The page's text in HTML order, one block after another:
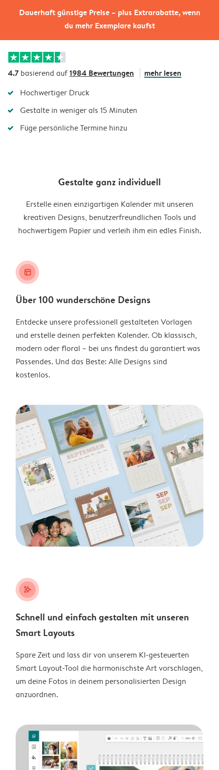
Dauerhaft günstige Preise – plus Extrarabatte, wenn
du mehr Exemplare kaufst
4.7 basierend auf1984 Bewertungen mehr lesen
Hochwertiger Druck
Gestalte in weniger als 15 Minuten
Füge persönliche Termine hinzu
Gestalte ganz individuell
Erstelle einen einzigartigen Kalender mit unseren
kreativen Designs, benutzerfreundlichen Tools und
hochwertigem Papier und verleih ihm ein edles Finish.
layout_alt
Über 100 wunderschöne Designs
Entdecke unsere professionell gestalteten Vorlagen
und erstelle deinen perfekten Kalender. Ob klassisch,
modern oder floral – bei uns findest du garantiert was
Passendes. Und das Beste: Alle Designs sind
kostenlos.
stars_plus
Schnell und einfach gestalten mit unseren
Smart Layouts
Spare Zeit und lass dir von unserem KI-gesteuerten
Smart Layout-Tool die harmonischste Art vorschlagen,
um deine Fotos in deinem personalisierten Design
anzuordnen.